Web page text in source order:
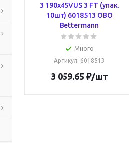
3 190x45VUS 3 FT (упак.
10шт) 6018513 OBO
Bettermann
Много
Артикул: 6018513
3 059.65 ₽/шт